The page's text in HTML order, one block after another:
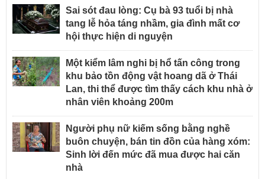
Sai sót đau lòng: Cụ bà 93 tuổi bị nhà
tang lễ hỏa táng nhầm, gia đình mất cơ
hội thực hiện di nguyện
Một kiểm lâm nghi bị hổ tấn công trong
khu bảo tồn động vật hoang dã ở Thái
Lan, thi thể được tìm thấy cách khu nhà ở
nhân viên khoảng 200m
Người phụ nữ kiếm sống bằng nghề
buôn chuyện, bán tin đồn của hàng xóm:
Sinh lời đến mức đã mua được hai căn
nhà